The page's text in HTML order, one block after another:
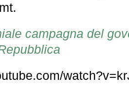
campagna del